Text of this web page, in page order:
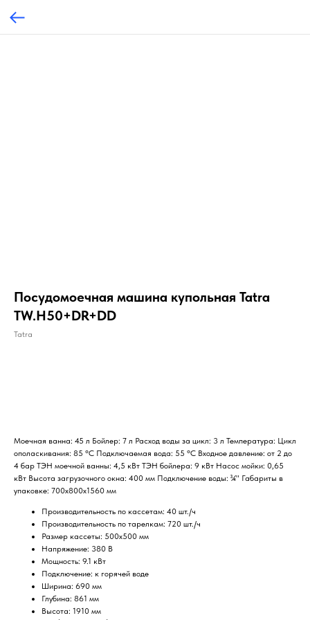
Посудомоечная машина купольная Tatra
TW.H50+DR+DD
Tatra
Моечная ванна: 45 л Бойлер: 7 л Расход воды за цикл: 3 л Температура: Цикл
ополаскивания: 85 °C Подключаемая вода: 55 °C Входное давление: от 2 до
4 бар ТЭН моечной ванны: 4,5 кВт ТЭН бойлера: 9 кВт Насос мойки: 0,65
кВт Высота загрузочного окна: 400 мм Подключение воды: ¾" Габариты в
упаковке: 700х800х1560 мм
Производительность по кассетам: 40 шт./ч
Производительность по тарелкам: 720 шт./ч
Размер кассеты: 500х500 мм
Напряжение: 380 В
Мощность: 9.1 кВт
Подключение: к горячей воде
Ширина: 690 мм
Глубина: 861 мм
Высота: 1910 мм